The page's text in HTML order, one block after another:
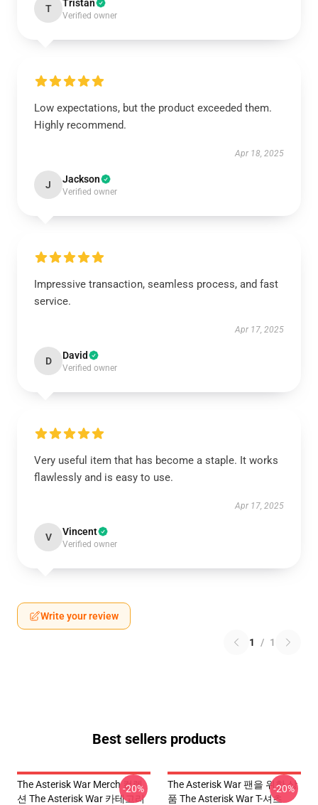
T Tristan
Verified owner
Low expectations, but the product exceeded them.
Highly recommend.
Apr 18, 2025
J Jackson
Verified owner
Impressive transaction, seamless process, and fast
service.
Apr 17, 2025
D David
Verified owner
Very useful item that has become a staple. It works
flawlessly and is easy to use.
Apr 17, 2025
V Vincent
Verified owner
Write your review
1 / 1
Best sellers products
The Asterisk War Merch 컬렉
션 The Asterisk War 카테고리
-20%
The Asterisk War 팬을 위한 상
품 The Asterisk War T-셔츠
-20%